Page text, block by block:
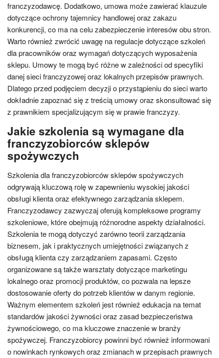
franczyzodawcę. Dodatkowo, umowa może zawierać klauzule
dotyczące ochrony tajemnicy handlowej oraz zakazu
konkurencji, co ma na celu zabezpieczenie interesów obu stron.
Warto również zwrócić uwagę na regulacje dotyczące szkoleń
dla pracowników oraz wymagań dotyczących wyposażenia
sklepu. Umowy te mogą być różne w zależności od specyfiki
danej sieci franczyzowej oraz lokalnych przepisów prawnych.
Dlatego przed podjęciem decyzji o przystąpieniu do sieci warto
dokładnie zapoznać się z treścią umowy oraz skonsultować się
z prawnikiem specjalizującym się w prawie franczyzy.
Jakie szkolenia są wymagane dla
franczyzobiorców sklepów
spożywczych
Szkolenia dla franczyzobiorców sklepów spożywczych
odgrywają kluczową rolę w zapewnieniu wysokiej jakości
obsługi klienta oraz efektywnego zarządzania sklepem.
Franczyzodawcy zazwyczaj oferują kompleksowe programy
szkoleniowe, które obejmują różnorodne aspekty działalności.
Szkolenia te mogą dotyczyć zarówno teorii zarządzania
biznesem, jak i praktycznych umiejętności związanych z
obsługą klienta czy zarządzaniem zapasami. Często
organizowane są także warsztaty dotyczące marketingu
lokalnego oraz promocji produktów, co pozwala na lepsze
dostosowanie oferty do potrzeb klientów w danym regionie.
Ważnym elementem szkoleń jest również edukacja na temat
standardów jakości żywności oraz zasad bezpieczeństwa
żywnościowego, co ma kluczowe znaczenie w branży
spożywczej. Franczyzobiorcy powinni być również informowani
o nowinkach rynkowych oraz zmianach w przepisach prawnych